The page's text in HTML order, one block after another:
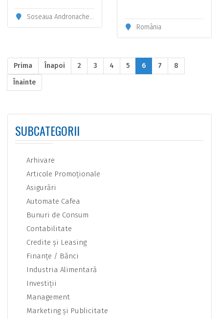
Bucuresti
Soseaua Andronache nr 201 BIS, Sector 2, Bucuresti
publicitară –
Doctorul firmei tale !
România
Prima Înapoi 2 3 4 5 6 7
8
Înainte
SUBCATEGORII
Arhivare
Articole Promoţionale
Asigurări
Automate Cafea
Bunuri de Consum
Contabilitate
Credite şi Leasing
Finanţe / Bănci
Industria Alimentară
Investiţii
Management
Marketing şi Publicitate